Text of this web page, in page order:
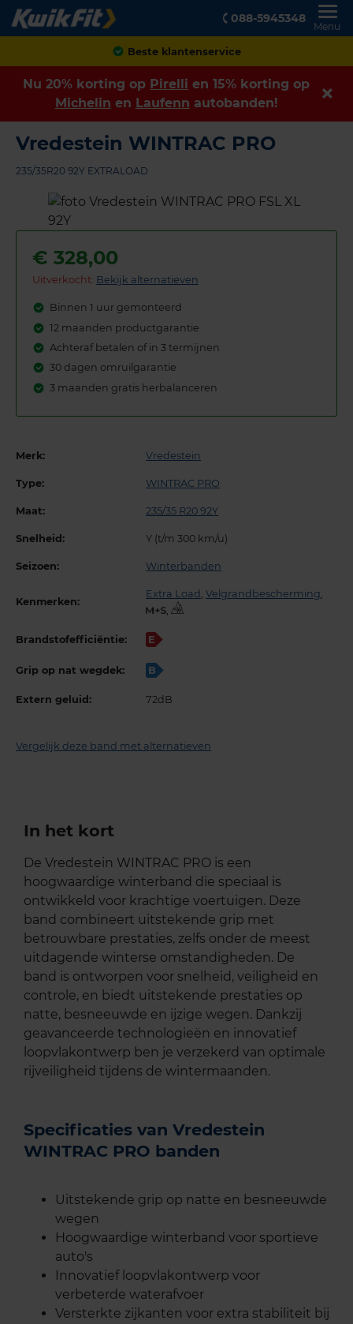
088-5945348
Menu
Achteraf betalen
Nu 20% korting op Pirelli en 15% korting op
Michelin en Laufenn autobanden!
Vredestein WINTRAC PRO
235/35R20 92Y EXTRALOAD
€ 328,00
Uitverkocht: Bekijk alternatieven
Binnen 1 uur gemonteerd
12 maanden productgarantie
Achteraf betalen of in 3 termijnen
30 dagen omruilgarantie
3 maanden gratis herbalanceren
Merk: Vredestein
Type: WINTRAC PRO
Maat: 235/35 R20 92Y
Snelheid: Y (t/m 300 km/u)
Seizoen: Winterbanden
Kenmerken:
Extra Load , Velgrandbescherming,
,
Brandstofefficiëntie: E
Grip op nat wegdek: B
Extern geluid: 72dB
Vergelijk deze band met alternatieven
In het kort
De Vredestein WINTRAC PRO is een
hoogwaardige winterband die speciaal is
ontwikkeld voor krachtige voertuigen. Deze
band combineert uitstekende grip met
betrouwbare prestaties, zelfs onder de meest
uitdagende winterse omstandigheden. De
band is ontworpen voor snelheid, veiligheid en
controle, en biedt uitstekende prestaties op
natte, besneeuwde en ijzige wegen. Dankzij
geavanceerde technologieën en innovatief
loopvlakontwerp ben je verzekerd van optimale
rijveiligheid tijdens de wintermaanden.
Specificaties van Vredestein
WINTRAC PRO banden
Uitstekende grip op natte en besneeuwde
wegen
Hoogwaardige winterband voor sportieve
auto's
Innovatief loopvlakontwerp voor
verbeterde waterafvoer
Versterkte zijkanten voor extra stabiliteit bij